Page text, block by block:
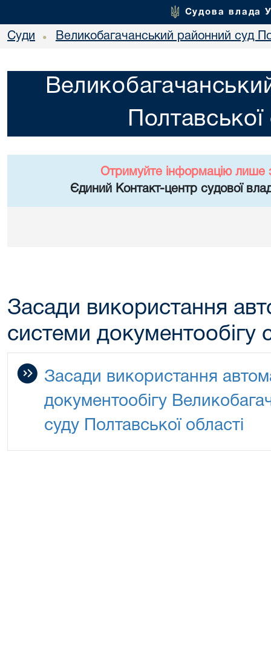
Судова влада
Суди • Великобагачанський районний суд
Полтавської
Отримуйте інформацію лише
Єдиний Контакт-центр судової
Засади використання
системи документообігу
Засади використання
документообігу
суду Полтавської області